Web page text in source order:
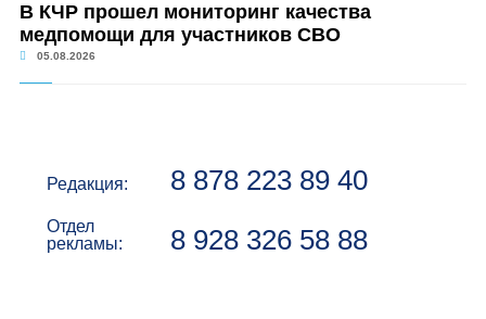
В КЧР прошел мониторинг качества
медпомощи для участников СВО
05.08.2026
Редакция: 8 878 223 89 40
Отдел
рекламы:
8 928 326 58 88